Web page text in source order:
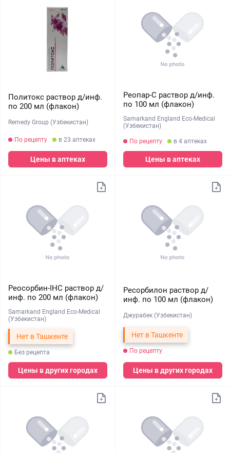
Политокс раствор д/инф.
по 200 мл (флакон)
Remedy Group (Узбекистан)
По рецепту в 23 аптеках
Цены в аптеках
Реопар-С раствор д/инф.
по 100 мл (флакон)
Samarkand England Eco-Medical
(Узбекистан)
По рецепту в 4 аптеках
Цены в аптеках
Реосорбин-IHC раствор д/
инф. по 200 мл (флакон)
Samarkand England Eco-Medical
(Узбекистан)
Нет в Ташкенте
Без рецепта
Цены в других городах
Ресорбилон раствор д/
инф. по 100 мл (флакон)
Джурабек (Узбекистан)
Нет в Ташкенте
По рецепту
Цены в других городах